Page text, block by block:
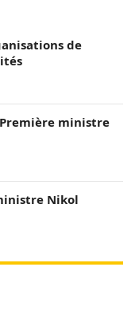
de
ministre
Nikol